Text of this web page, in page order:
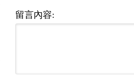
留言內容: